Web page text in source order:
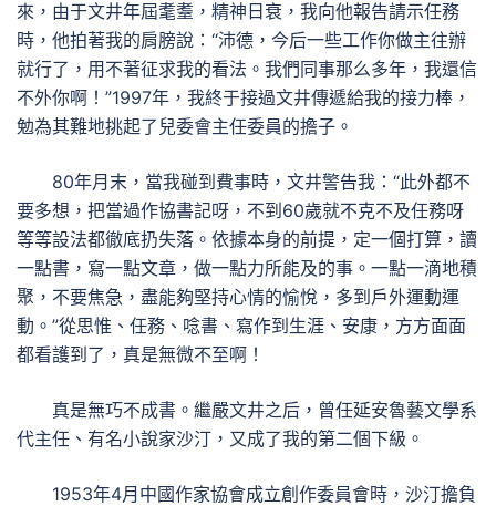
來，由于文井年屆耄耋，精神日衰，我向他報告請示任務
時，他拍著我的肩膀說：“沛德，今后一些工作你做主往辦
就行了，用不著征求我的看法。我們同事那么多年，我還信
不外你啊！”1997年，我終于接過文井傳遞給我的接力棒，
勉為其難地挑起了兒委會主任委員的擔子。
80年月末，當我碰到費事時，文井警告我：“此外都不
要多想，把當過作協書記呀，不到60歲就不克不及任務呀
等等設法都徹底扔失落。依據本身的前提，定一個打算，讀
一點書，寫一點文章，做一點力所能及的事。一點一滴地積
聚，不要焦急，盡能夠堅持心情的愉悅，多到戶外運動運
動。”從思惟、任務、唸書、寫作到生涯、安康，方方面面
都看護到了，真是無微不至啊！
真是無巧不成書。繼嚴文井之后，曾任延安魯藝文學系
代主任、有名小說家沙汀，又成了我的第二個下級。
1953年4月中國作家協會成立創作委員會時，沙汀擔負